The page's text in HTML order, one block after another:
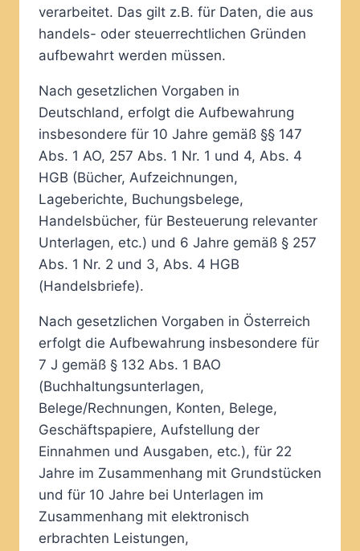
verarbeitet. Das gilt z.B. für Daten, die aus
handels- oder steuerrechtlichen Gründen
aufbewahrt werden müssen.
Nach gesetzlichen Vorgaben in
Deutschland, erfolgt die Aufbewahrung
insbesondere für 10 Jahre gemäß §§ 147
Abs. 1 AO, 257 Abs. 1 Nr. 1 und 4, Abs. 4
HGB (Bücher, Aufzeichnungen,
Lageberichte, Buchungsbelege,
Handelsbücher, für Besteuerung relevanter
Unterlagen, etc.) und 6 Jahre gemäß § 257
Abs. 1 Nr. 2 und 3, Abs. 4 HGB
(Handelsbriefe).
Nach gesetzlichen Vorgaben in Österreich
erfolgt die Aufbewahrung insbesondere für
7 J gemäß § 132 Abs. 1 BAO
(Buchhaltungsunterlagen,
Belege/Rechnungen, Konten, Belege,
Geschäftspapiere, Aufstellung der
Einnahmen und Ausgaben, etc.), für 22
Jahre im Zusammenhang mit Grundstücken
und für 10 Jahre bei Unterlagen im
Zusammenhang mit elektronisch
erbrachten Leistungen,